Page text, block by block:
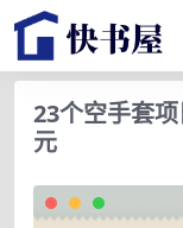
23个空手套
元